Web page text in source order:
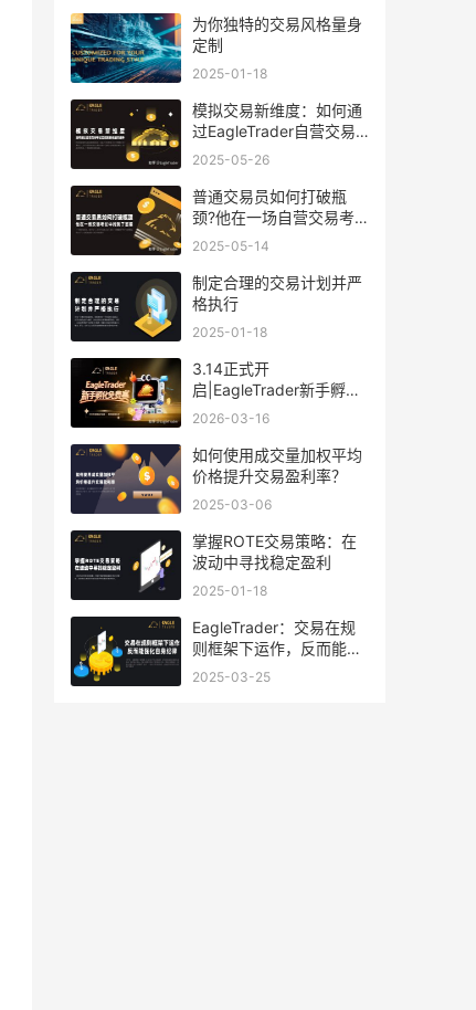
为你独特的交易风格量身
定制
2025-01-18
模拟交易新维度：如何通
过EagleTrader自营交易
考试实现策略收益双提升
2025-05-26
普通交易员如何打破瓶
颈?他在一场自营交易考
试中找到了答案
2025-05-14
制定合理的交易计划并严
格执行
2025-01-18
3.14正式开
启|EagleTrader新手孵化
免费赛!零成本解锁分润
2026-03-16
如何使用成交量加权平均
价格提升交易盈利率？
2025-03-06
​掌握ROTE交易策略：在
波动中寻找稳定盈利
2025-01-18
EagleTrader：交易在规
则框架下运作，反而能强
化自身纪律
2025-03-25